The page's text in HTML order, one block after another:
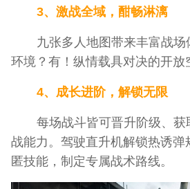
3、激战全域，酣畅淋漓
九张多人地图带来丰富战
环境？有！纵情载具对决的开放
4、成长进阶，解锁无限
每场战斗皆可晋升阶级、
战能力。驾驶直升机解锁热诱弹
匿技能，制定专属战术路线。